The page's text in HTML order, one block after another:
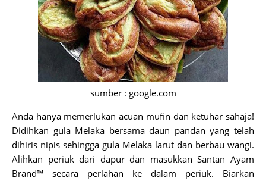
sumber : google.com
Anda hanya memerlukan acuan mufin dan ketuhar sahaja!
Didihkan gula Melaka bersama daun pandan yang telah
dihiris nipis sehingga gula Melaka larut dan berbau wangi.
Alihkan periuk dari dapur dan masukkan Santan Ayam
Brand™ secara perlahan ke dalam periuk. Biarkan